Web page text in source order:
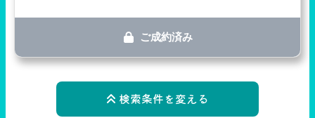
ご成約済み
検索条件を変える